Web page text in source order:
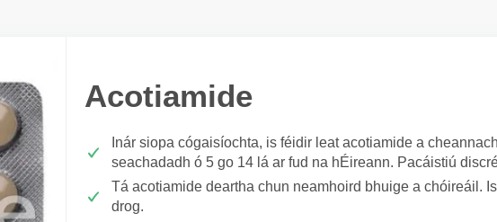
Acotiamide
Inár siopa cógaisíochta, is féidir leat acotiamide a
seachadadh ó 5 go 14 lá ar fud na hÉireann. Pacáistiú
Tá acotiamide deartha chun neamhoird bhuige a chóireáil.
drog.